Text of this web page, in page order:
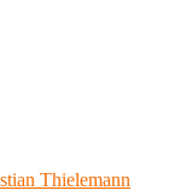
(3):
Thielemann